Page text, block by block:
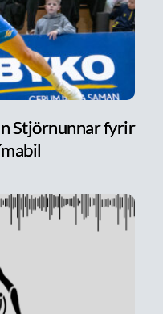
Stjörnunnar fyrir